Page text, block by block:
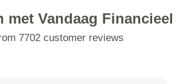
met Vandaag Financieel
7702 customer reviews